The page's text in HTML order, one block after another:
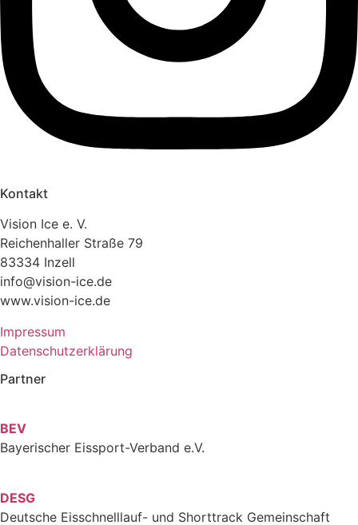
Kontakt
Vision Ice e. V.
Reichenhaller Straße 79
83334 Inzell
info@vision-ice.de
www.vision-ice.de
Impressum
Datenschutzerklärung
Partner
BEV
Bayerischer Eissport-Verband e.V.
DESG
Deutsche Eisschnelllauf- und Shorttrack Gemeinschaft